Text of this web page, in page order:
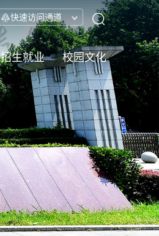
快速访问通道
招生就业 校园文化